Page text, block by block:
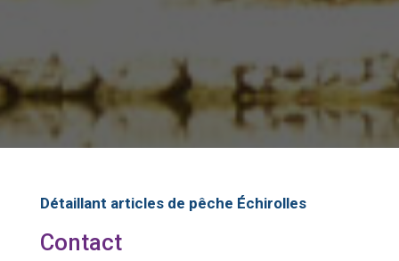
Détaillant articles de pêche Échirolles
Contact